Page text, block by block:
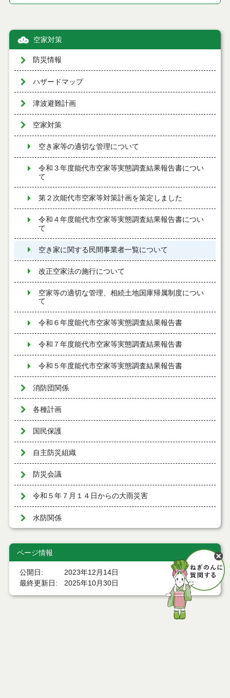
空家対策
防災情報
ハザードマップ
津波避難計画
空家対策
空き家等の適切な管理について
令和３年度能代市空家等実態調査結果報告書につい
て
第２次能代市空家等対策計画を策定しました
令和４年度能代市空家等実態調査結果報告書につい
て
空き家に関する民間事業者一覧について
改正空家法の施行について
空家等の適切な管理、相続土地国庫帰属制度につい
て
令和６年度能代市空家等実態調査結果報告書
令和７年度能代市空家等実態調査結果報告書
令和５年度能代市空家等実態調査結果報告書
消防団関係
各種計画
国民保護
自主防災組織
防災会議
令和５年７月１４日からの大雨災害
水防関係
ページ情報
公開日
2023年12月14日
最終更新日
2025年10月30日